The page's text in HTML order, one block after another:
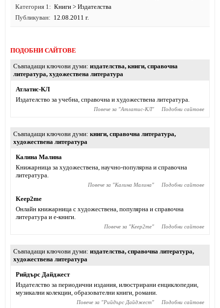
Категория 1
Книги > Издателства
Публикуван
12.08.2011 г.
ПОДОБНИ САЙТОВЕ
Съвпадащи ключови думи издателства, книги, справочна
литература, художествена литература
Атлатис-КЛ
Издателство за учебна, справочна и художествена литература.
Повече за "Атлатис-КЛ" Подобни сайтове
Съвпадащи ключови думи книги, справочна литература,
художествена литература
Калина Малина
Книжарница за художествена, научно-популярна и справочна
литература.
Повече за "Калина Малина" Подобни сайтове
Keep2me
Онлайн книжарница с художествена, популярна и справочна
литература и е-книги.
Повече за "Keep2me" Подобни сайтове
Съвпадащи ключови думи издателства, справочна литература,
художествена литература
Рийдърс Дайджест
Издателство за периодични издания, илюстрирани енциклопедии,
музикални колекции, образователни книги, романи.
Повече за "Рийдърс Дайджест" Подобни сайтове